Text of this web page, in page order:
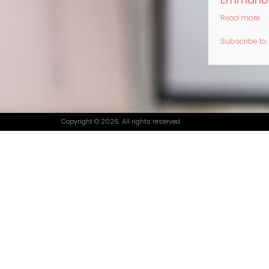
Read more
Subscribe to
Copyright © 2026. All rights reserved.